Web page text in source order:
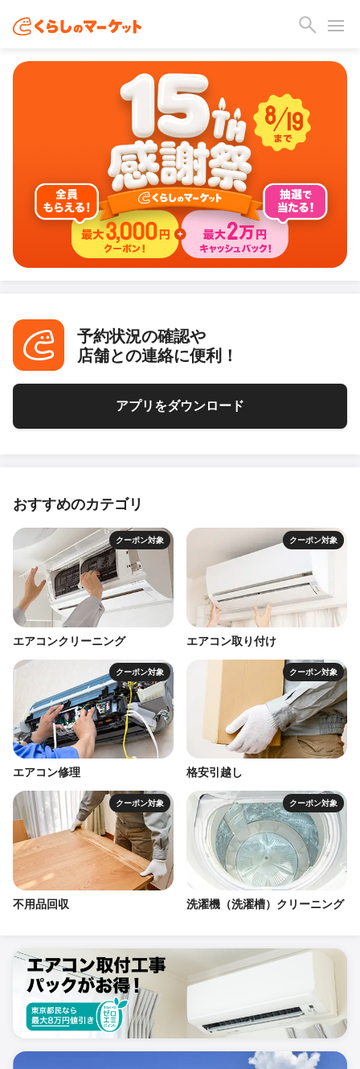
予約状況の確認や
店舗との連絡に便利！
アプリをダウンロード
おすすめのカテゴリ
クーポン対象
エアコンクリーニング
クーポン対象
エアコン取り付け
クーポン対象
エアコン修理
クーポン対象
格安引越し
クーポン対象
不用品回収
クーポン対象
洗濯機（洗濯槽）クリーニング